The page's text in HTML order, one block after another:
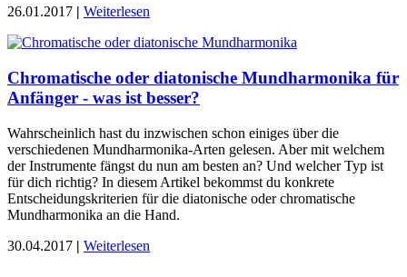
26.01.2017 | Weiterlesen
Chromatische oder diatonische Mundharmonika für
Anfänger - was ist besser?
Wahrscheinlich hast du inzwischen schon einiges über die
verschiedenen Mundharmonika-Arten gelesen. Aber mit welchem
der Instrumente fängst du nun am besten an? Und welcher Typ ist
für dich richtig? In diesem Artikel bekommst du konkrete
Entscheidungskriterien für die diatonische oder chromatische
Mundharmonika an die Hand.
30.04.2017 | Weiterlesen